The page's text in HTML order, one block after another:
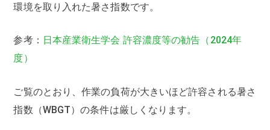
環境を取り入れた暑さ指数です。
参考： 日本産業衛生学会 許容濃度等の勧告（2024年
度）
ご覧のとおり、作業の負荷が大きいほど許容される暑さ
指数（WBGT）の条件は厳しくなります。